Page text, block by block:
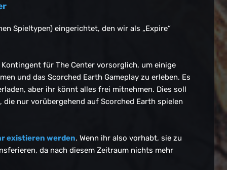
Spieltypen) eingerichtet, den wir als „Expire“
Kontingent für The Center vorsorglich, um einige
und das Scorched Earth Gameplay zu erleben. Es
aber ihr könnt alles frei mitnehmen. Dies soll
nur vorübergehend auf Scorched Earth spielen
existieren werden. Wenn ihr also vorhabt, sie zu
da nach diesem Zeitraum nichts mehr